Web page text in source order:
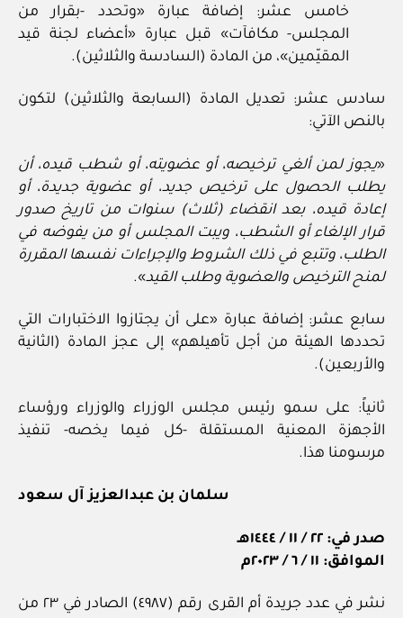
خامس عشر: إضافة عبارة «وتحدد -بقرار من
المجلس- مكافآت» قبل عبارة «أعضاء لجنة قيد
المقيّمين»، من المادة (السادسة والثلاثين).
سادس عشر: تعديل المادة (السابعة والثلاثين) لتكون
بالنص الآتي:
«يجوز لمن ألغي ترخيصه، أو عضويته، أو شطب قيده، أن
يطلب الحصول على ترخيص جديد، أو عضوية جديدة، أو
إعادة قيده، بعد انقضاء (ثلاث) سنوات من تاريخ صدور
قرار الإلغاء أو الشطب، ويبت المجلس أو من يفوضه في
الطلب، وتتبع في ذلك الشروط والإجراءات نفسها المقررة
لمنح الترخيص والعضوية وطلب القيد».
سابع عشر: إضافة عبارة «على أن يجتازوا الاختبارات التي
تحددها الهيئة من أجل تأهيلهم» إلى عجز المادة (الثانية
والأربعين).
ثانياً: على سمو رئيس مجلس الوزراء والوزراء ورؤساء
الأجهزة المعنية المستقلة -كل فيما يخصه- تنفيذ
مرسومنا هذا.
سلمان بن عبدالعزيز آل سعود
صدر في: ٢٢ / ١١ / ١٤٤٤هـ
الموافق: ١١ / ٦ / ٢٠٢٣م
نشر في عدد جريدة أم القرى رقم (٤٩٨٧) الصادر في ٢٣ من